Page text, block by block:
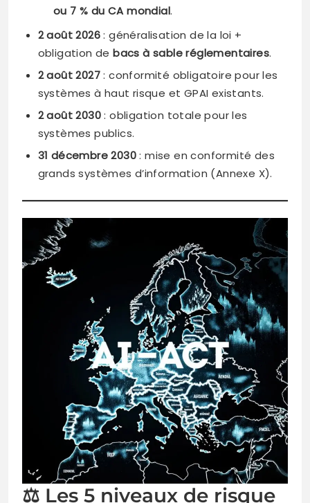
ou 7 % du CA mondial.
2 août 2026: généralisation de la loi +
obligation debacs à sable réglementaires.
2 août 2027: conformité obligatoire pour les
systèmes à haut risque et GPAI existants.
2 août 2030: obligation totale pour les
systèmes publics.
31 décembre 2030: mise en conformité des
grands systèmes d’information (Annexe X).
⚖️ Les 5 niveaux de risque